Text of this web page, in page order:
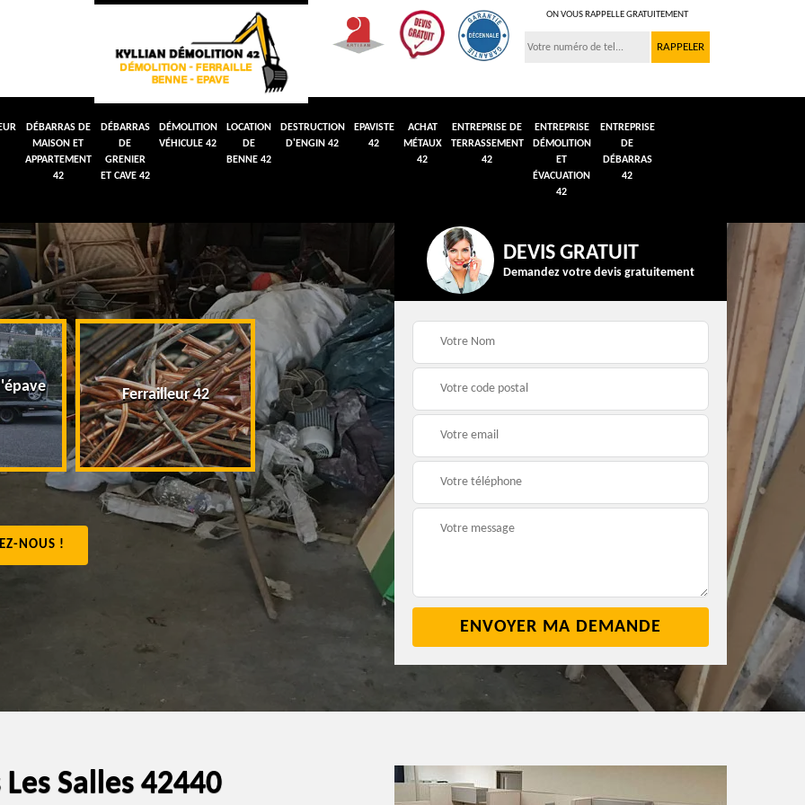
ON VOUS RAPPELLE GRATUITEMENT
DÉBARRAS DE
MAISON ET
APPARTEMENT
42
DÉBARRAS
DE
GRENIER
ET CAVE 42
DÉMOLITION
VÉHICULE 42
LOCATION
DE
BENNE 42
DESTRUCTION
D'ENGIN 42
EPAVISTE
42
ACHAT
MÉTAUX
42
ENTREPRISE DE
TERRASSEMENT
42
ENTREPRISE
DÉMOLITION
ET
ÉVACUATION
42
ENTREPRISE
DE
DÉBARRAS
42
Ferrailleur 42
Débarras de maison et
appartement 42
Débarras de grenier et
Démolition véhicule
42
NOUS !
DEVIS GRATUIT
Demandez votre devis gratuitement
Salles 42440